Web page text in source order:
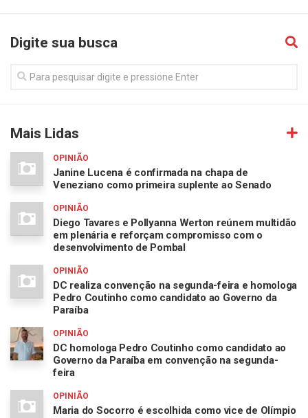
Digite sua busca
Mais Lidas
OPINIÃO
Janine Lucena é confirmada na chapa de
Veneziano como primeira suplente ao Senado
OPINIÃO
Diego Tavares e Pollyanna Werton reúnem multidão
em plenária e reforçam compromisso com o
desenvolvimento de Pombal
OPINIÃO
DC realiza convenção na segunda-feira e homologa
Pedro Coutinho como candidato ao Governo da
Paraíba
OPINIÃO
DC homologa Pedro Coutinho como candidato ao
Governo da Paraíba em convenção na segunda-
feira
OPINIÃO
Maria do Socorro é escolhida como vice de Olímpio